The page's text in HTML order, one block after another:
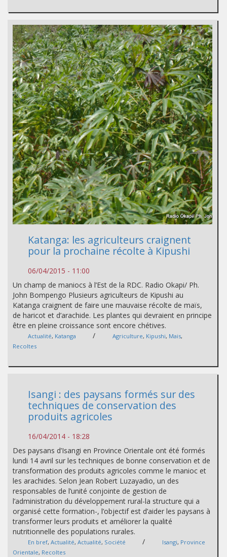
Katanga: les agriculteurs craignent
pour la prochaine récolte à Kipushi
06/04/2015 - 11:00
Un champ de maniocs à l’Est de la RDC. Radio Okapi/ Ph.
John Bompengo Plusieurs agriculteurs de Kipushi au
Katanga craignent de faire une mauvaise récolte de maïs,
de haricot et d’arachide. Les plantes qui devraient en principe
être en pleine croissance sont encore chétives.
Actualité, Katanga / Agriculture, Kipushi, Mais,
Recoltes
Isangi : des paysans formés sur des
techniques de conservation des
produits agricoles
16/04/2014 - 18:28
Des paysans d’Isangi en Province Orientale ont été formés
lundi 14 avril sur les techniques de bonne conservation et de
transformation des produits agricoles comme le manioc et
les arachides. Selon Jean Robert Luzayadio, un des
responsables de l’unité conjointe de gestion de
l’administration du développement rural-la structure qui a
organisé cette formation-, l’objectif est d’aider les paysans à
transformer leurs produits et améliorer la qualité
nutritionnelle des populations rurales.
En bref, Actualité, Actualité, Société / Isangi, Province
Orientale, Recoltes